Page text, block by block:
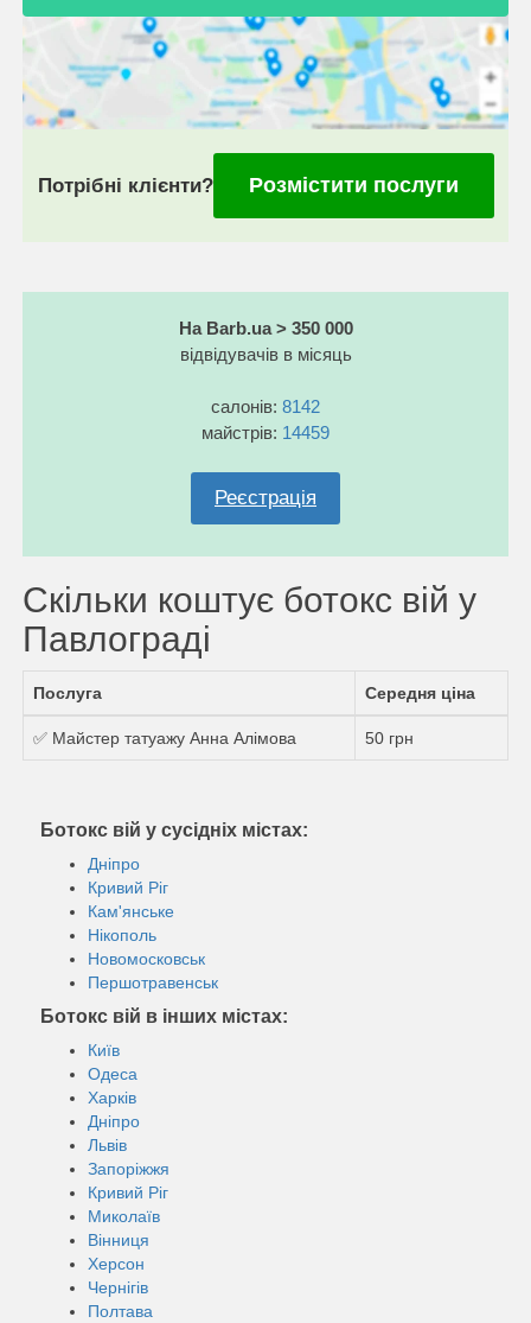
Потрібні клієнти? Розмістити послуги
На Barb.ua > 350 000
відвідувачів в місяць
салонів: 8142
майстрів: 14459
Реєстрація
Скільки коштує ботокс вій у
Павлограді
Послуга Середня ціна
✅ Майстер татуажу Анна Алімова 50 грн
Ботокс вій у сусідніх містах:
Дніпро
Кривий Ріг
Кам'янське
Нікополь
Новомосковськ
Першотравенськ
Ботокс вій в інших містах:
Київ
Одеса
Харків
Дніпро
Львів
Запоріжжя
Кривий Ріг
Миколаїв
Вінниця
Херсон
Чернігів
Полтава